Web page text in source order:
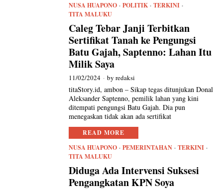
NUSA HUAPONO · POLITIK · TERKINI ·
TITA MALUKU
Caleg Tebar Janji Terbitkan
Sertifikat Tanah ke Pengungsi
Batu Gajah, Saptenno: Lahan Itu
Milik Saya
11/02/2024 byredaksi
titaStory.id, ambon – Sikap tegas ditunjukan Donal
Aleksander Saptenno, pemilik lahan yang kini
ditempati pengungsi Batu Gajah. Dia pun
menegaskan tidak akan ada sertifikat
READ MORE
NUSA HUAPONO · PEMERINTAHAN · TERKINI ·
TITA MALUKU
Diduga Ada Intervensi Suksesi
Pengangkatan KPN Soya